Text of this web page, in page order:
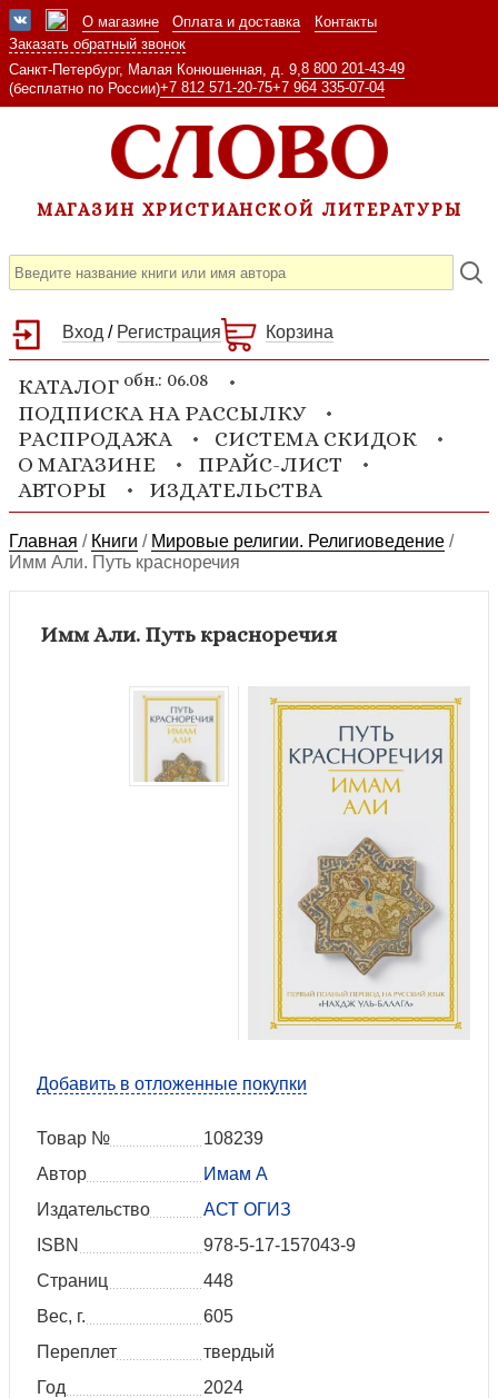
О магазине Оплата и доставка
Контакты
Заказать обратный звонок
Санкт-Петербург, Малая Конюшенная, д. 9, 8 800 201-43-49
(бесплатно по России)+7 812 571-20-75+7 964 335-07-04
МАГАЗИН ХРИСТИАНСКОЙ ЛИТЕРАТУРЫ
Вход / Регистрация Корзина
КАТАЛОГ обн.: 06.08
ПОДПИСКА НА РАССЫЛКУ
РАСПРОДАЖА
СИСТЕМА СКИДОК
О МАГАЗИНЕ
ПРАЙС-ЛИСТ
АВТОРЫ
ИЗДАТЕЛЬСТВА
Главная / Книги / Мировые религии. Религиоведение /
Имм Али. Путь красноречия
Имм Али. Путь красноречия
Добавить в отложенные покупки
Товар №
108239
Автор
Имам А
Издательство
АСТ ОГИЗ
ISBN
978-5-17-157043-9
Страниц
448
Вес, г.
605
Переплет
твердый
Год
2024